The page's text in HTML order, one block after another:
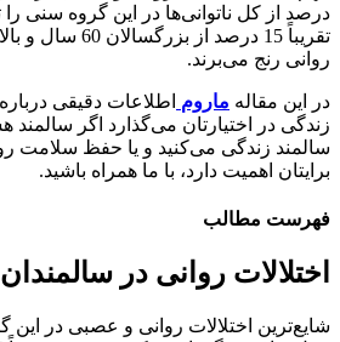
درصد از کل ناتوانی‌ها در این گروه سنی
تقریباً 15 درصد از
روانی رنج می‌برند.
در این مقاله ماروم اطلاعات دقیقی
زندگی در اختیارتان می‌گذارد اگر سالمند
سالمند زندگی می‌کنید و یا حفظ سلامت
برایتان اهمیت دارد، با ما همراه باشید.
فهرست مطالب
اختلالات روانی در سالمندان
شایع‌ترین اختلالات روانی و عصبی در این